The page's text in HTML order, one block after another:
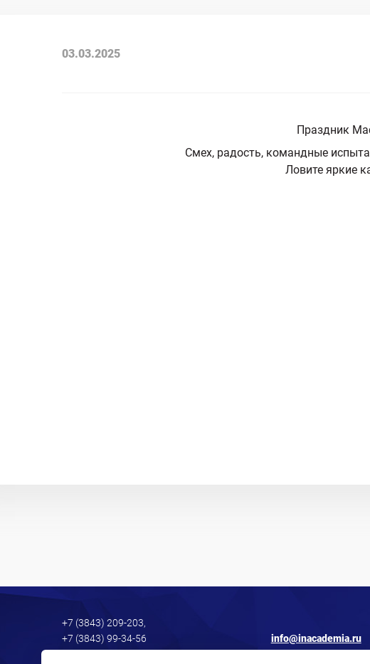
03.03.2025
Праздник
Смех, радость, командные
Ловите яркие
+7 (3843) 209-203,
+7 (3843) 99-34-56
info@inacademia.ru